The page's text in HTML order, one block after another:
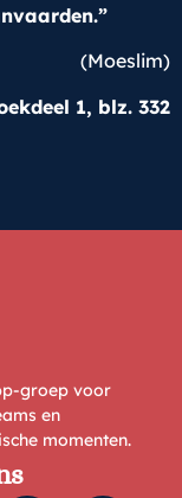
(Moeslim)
1, blz. 332
groep voor
en
momenten.